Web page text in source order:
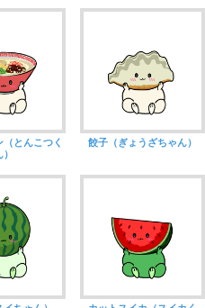
（とんこつく
餃子（ぎょうざちゃん）